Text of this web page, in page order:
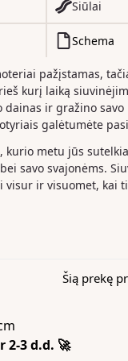
Siūlai
Schema
pažįstamas,
kurį laiką
ir gražino
galėtumėte
kurio metu jūs
savo svajonėms.
ir visuomet, kai
Šią prekę
2-3 d.d. 🚀